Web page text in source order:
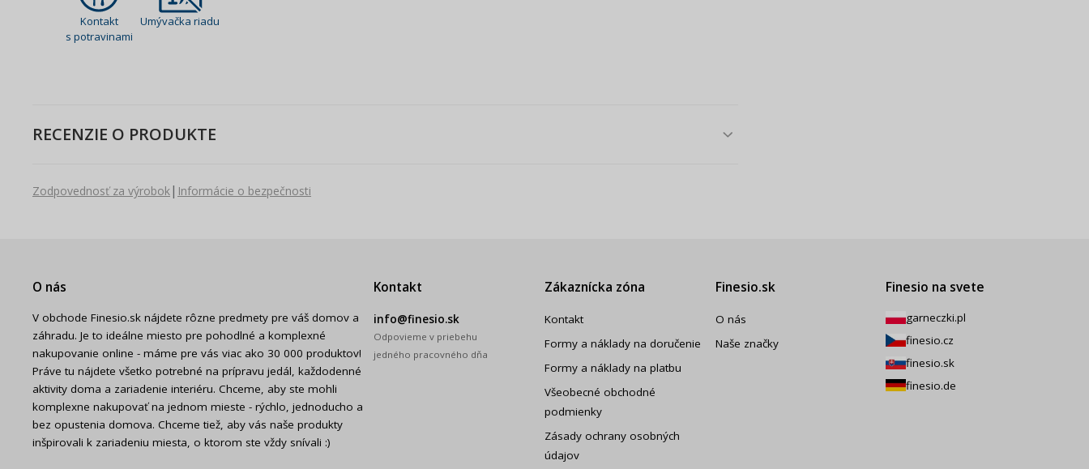
Kontakt
s potravinami
Umývačka riadu
RECENZIE O PRODUKTE
Zodpovednosť za výrobok| Informácie o bezpečnosti
O nás
V obchode Finesio.sk nájdete rôzne predmety pre váš domov a
záhradu. Je to ideálne miesto pre pohodlné a komplexné
nakupovanie online - máme pre vás viac ako 30 000 produktov!
Práve tu nájdete všetko potrebné na prípravu jedál, každodenné
aktivity doma a zariadenie interiéru. Chceme, aby ste mohli
komplexne nakupovať na jednom mieste - rýchlo, jednoducho a
bez opustenia domova. Chceme tiež, aby vás naše produkty
inšpirovali k zariadeniu miesta, o ktorom ste vždy snívali :)
Kontakt
info@finesio.sk
Odpovieme v priebehu
jedného pracovného dňa
Zákaznícka zóna
Kontakt
Formy a náklady na doručenie
Formy a náklady na platbu
Všeobecné obchodné
podmienky
Zásady ochrany osobných
údajov
Finesio.sk
O nás
Naše značky
Finesio na svete
garneczki.pl
finesio.cz
finesio.sk
finesio.de